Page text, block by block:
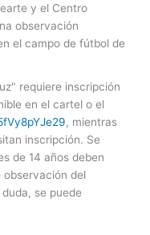
y el Centro
observación
el campo de fútbol de
requiere inscripción
en el cartel o el
, mientras
inscripción. Se
de 14 años deben
observación del
se puede